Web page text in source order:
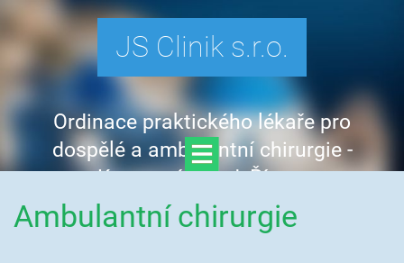
JS Clinik s.r.o.
Ordinace praktického lékaře pro
dospělé a ambulantní chirurgie -
Kamenný Újezd, Římov
Ambulantní chirurgie